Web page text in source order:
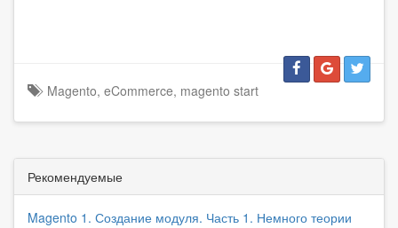
Magento, eCommerce, magento start
Рекомендуемые
Magento 1. Создание модуля. Часть 1. Немного теории